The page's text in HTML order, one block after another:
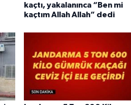
kaçtı, yakalanınca “Ben mi
kaçtım Allah Allah” dedi